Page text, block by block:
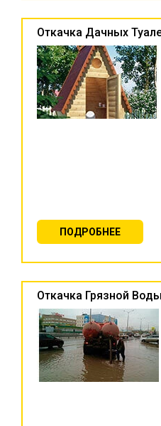
Откачка Дачных
ПОДРОБНЕЕ
Откачка Грязной Воды